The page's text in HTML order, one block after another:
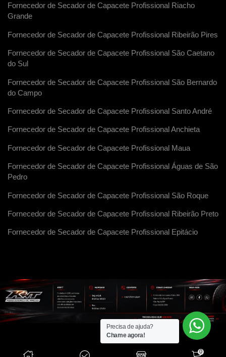
Fornecedor de Secador de Capacete Profissional Riacho
Grande
Fornecedor de Secador de Capacete Profissional Ribeirão Pires
Fornecedor de Secador de Capacete Profissional São Caetano
do Sul
Fornecedor de Secador de Capacete Profissional São Bernardo
do Campo
Fornecedor de Secador de Capacete Profissional Santo André
Fornecedor de Secador de Capacete Profissional Anchieta
Fornecedor de Secador de Capacete Profissional Maua
Fornecedor de Secador de Capacete Profissional Águas de São
Pedro
Fornecedor de Secador de Capacete Profissional São Roque
Fornecedor de Secador de Capacete Profissional Ribeirão Preto
Fornecedor de Secador de Capacete Profissional Epitácio
0
Precisa de ajuda?
Chame agora!